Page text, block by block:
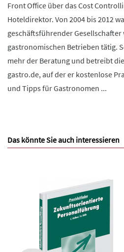
Front Office über das Cost
Hoteldirektor. Von 2004 bis 2012
geschäftsführender Gesellschafter
gastronomischen Betrieben tätig.
mehr der Beratung und betreibt
gastro.de, auf der er kostenlose
und Tipps für Gastronomen ...
Das könnte Sie auch interessieren